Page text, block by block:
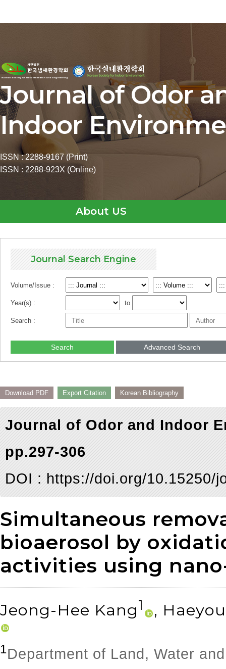
Journal of Odor
Indoor
ISSN : 2288-9167 (Print)
ISSN : 2288-923X (Online)
About US
Journal Search Engine
Volume/Issue :
Year(s) : to
Search :
Search Advanced Search
Download PDF Export Citation Korean Bibliography
Journal of Odor and Indoor
pp.297-306
DOI : https://doi.org/10.15250/
Simultaneous
bioaerosol by
activities using
Jeong-Hee Kang1 ,
1Department of Land, Water